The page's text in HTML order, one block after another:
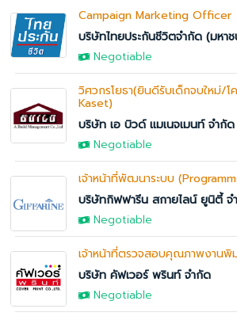
Campaign Marketing Officer
บริษัทไทยประกันชีวิตจำกัด (มหา
Negotiable
วิศวกรโยธา(ยินดีรับเด็กจบใหม่/
Kaset)
บริษัท เอ บิวด์ แมเนจเมนท์ จำกัด
Negotiable
เจ้าหน้าที่พัฒนาระบบ
บริษัทกิฟฟารีน สกายไลน์ ยูนิตี้ จ
Negotiable
เจ้าหน้าที่ตรวจสอบคุณภาพงานพิ
บริษัท คัฟเวอร์ พรินท์ จำกัด
Negotiable